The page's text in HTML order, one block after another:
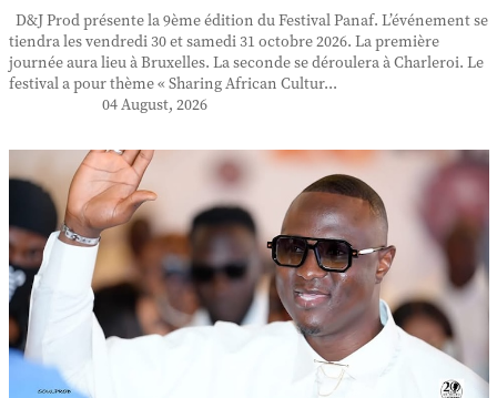
D&J Prod présente la 9ème édition du Festival Panaf. L’événement se
tiendra les vendredi 30 et samedi 31 octobre 2026. La première
journée aura lieu à Bruxelles. La seconde se déroulera à Charleroi. Le
festival a pour thème « Sharing African Cultur...
04 August, 2026